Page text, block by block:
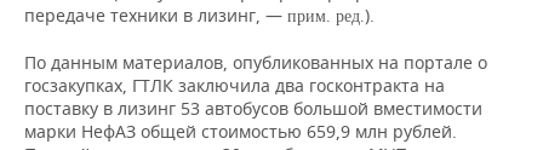
передаче техники в лизинг, — прим. ред.).
По данным материалов, опубликованных на портале о
госзакупках, ГТЛК заключила два госконтракта на
поставку в лизинг 53 автобусов большой вместимости
марки НефАЗ общей стоимостью 659,9 млн рублей.